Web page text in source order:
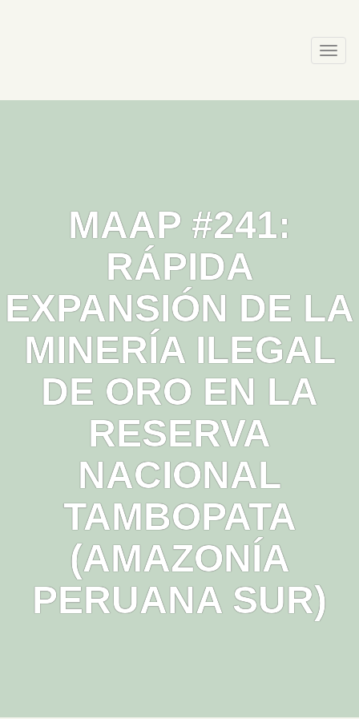
MAAP #241:
RÁPIDA
EXPANSIÓN DE LA
MINERÍA ILEGAL
DE ORO EN LA
RESERVA
NACIONAL
TAMBOPATA
(AMAZONÍA
PERUANA SUR)